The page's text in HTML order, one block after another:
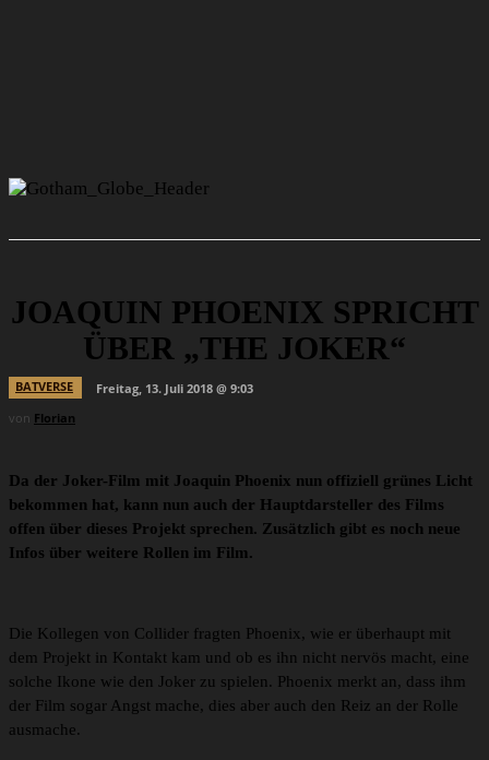
JOAQUIN PHOENIX SPRICHT
ÜBER „THE JOKER“
BATVERSE
Freitag, 13. Juli 2018 @ 9:03
von Florian
Da der Joker-Film mit Joaquin Phoenix nun offiziell grünes Licht
bekommen hat, kann nun auch der Hauptdarsteller des Films
offen über dieses Projekt sprechen. Zusätzlich gibt es noch neue
Infos über weitere Rollen im Film.
Die Kollegen von Collider fragten Phoenix, wie er überhaupt mit
dem Projekt in Kontakt kam und ob es ihn nicht nervös macht, eine
solche Ikone wie den Joker zu spielen. Phoenix merkt an, dass ihm
der Film sogar Angst mache, dies aber auch den Reiz an der Rolle
ausmache.